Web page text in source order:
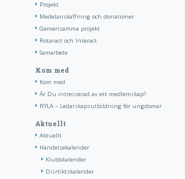
Projekt
Medelanskaffning och donationer
Gemensamma projekt
Rotaract och Interact
Samarbete
Kom med
Kom med
Är Du intresserad av ett medlemskap?
RYLA – Ledarskapsutbildning för ungdomar
Aktuellt
Aktuellt
Händelsekalender
Klubbkalender
Disrtiktskalender